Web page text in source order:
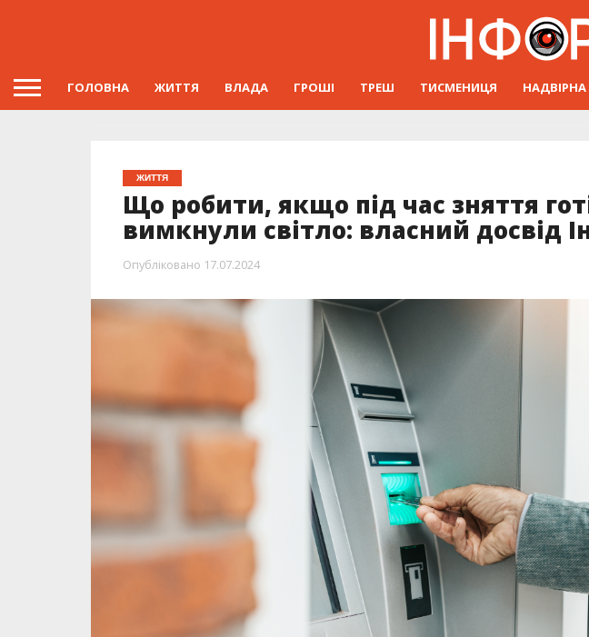
ГОЛОВНА ЖИТТЯ ВЛАДА ГРОШІ ТРЕШ ТИСМЕНИЦЯ НАДВІРНА
ЖИТТЯ
Що робити, якщо під час зняття
вимкнули світло: власний досвід
Опубліковано 17.07.2024